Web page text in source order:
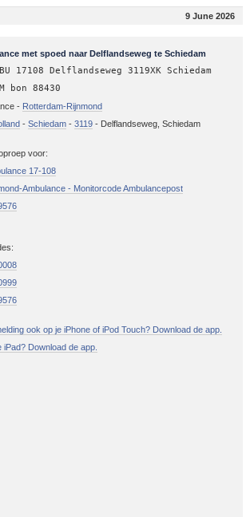
9 June 2026
met spoed naar Delflandseweg te Schiedam
17108 Delflandseweg 3119XK Schiedam
bon 88430
- Rotterdam-Rijnmond
- Schiedam- 3119- Delflandseweg, Schiedam
voor:
17-108
Ambulance - Monitorcode Ambulancepost
ook op je iPhone of iPod Touch? Download de app.
iPad? Download de app.